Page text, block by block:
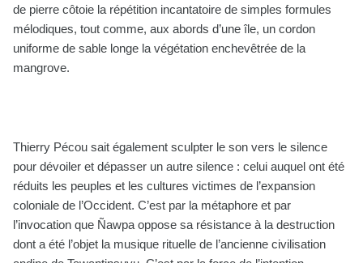
de pierre côtoie la répétition incantatoire de simples formules
mélodiques, tout comme, aux abords d’une île, un cordon
uniforme de sable longe la végétation enchevêtrée de la
mangrove.
Thierry Pécou sait également sculpter le son vers le silence
pour dévoiler et dépasser un autre silence : celui auquel ont été
réduits les peuples et les cultures victimes de l’expansion
coloniale de l’Occident. C’est par la métaphore et par
l’invocation que Ñawpa oppose sa résistance à la destruction
dont a été l’objet la musique rituelle de l’ancienne civilisation